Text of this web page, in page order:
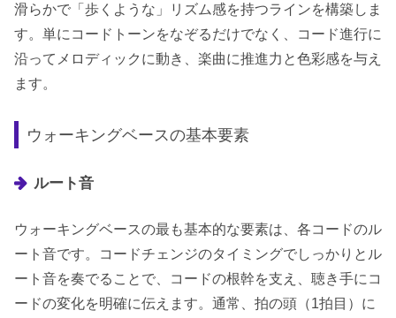
滑らかで「歩くような」リズム感を持つラインを構築しま
す。単にコードトーンをなぞるだけでなく、コード進行に
沿ってメロディックに動き、楽曲に推進力と色彩感を与え
ます。
ウォーキングベースの基本要素
ルート音
ウォーキングベースの最も基本的な要素は、各コードのル
ート音です。コードチェンジのタイミングでしっかりとル
ート音を奏でることで、コードの根幹を支え、聴き手にコ
ードの変化を明確に伝えます。通常、拍の頭（1拍目）に